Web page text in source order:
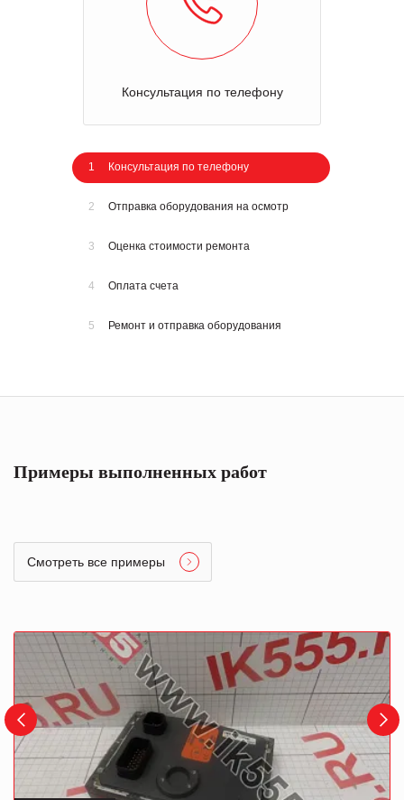
Консультация по телефону
1 Консультация по телефону
2 Отправка оборудования на осмотр
3 Оценка стоимости ремонта
4 Оплата счета
5 Ремонт и отправка оборудования
Примеры выполненных работ
Смотреть все примеры